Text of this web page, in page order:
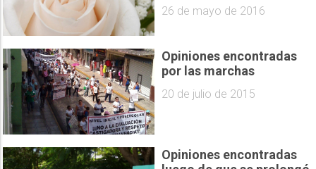
26 de mayo de 2016
Opiniones encontradas
por las marchas
20 de julio de 2015
Opiniones encontradas